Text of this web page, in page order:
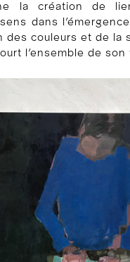
la création de
dans
des couleurs et de la
l’ensemble de son